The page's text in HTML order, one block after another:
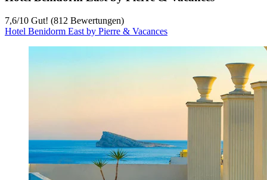
7,6/10 Gut! (812 Bewertungen)
Hotel Benidorm East by Pierre & Vacances